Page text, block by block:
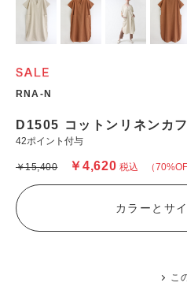
RNA-N
D1505 コットンリネンカ
42ポイント付与
（
￥4,620 税込
￥15,400
こ
カラーとサ